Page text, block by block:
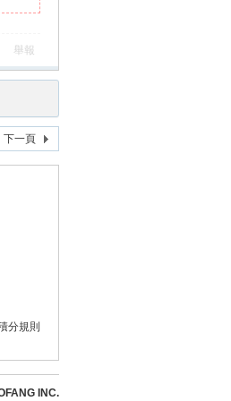
舉報
下一頁
分規則
INC.